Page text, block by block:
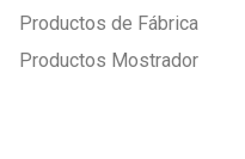
Productos de Fábrica
Productos Mostrador